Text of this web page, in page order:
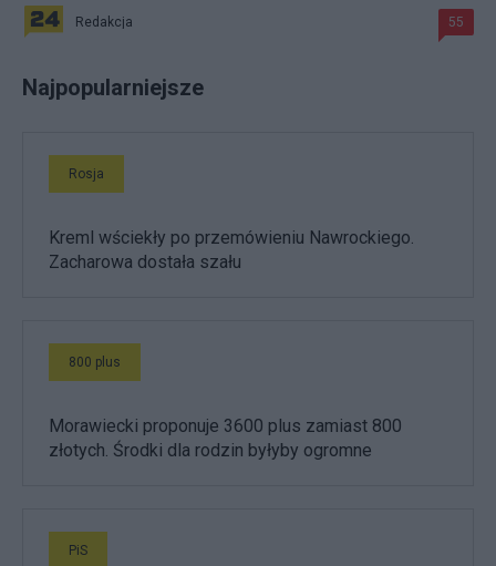
Redakcja 55
Najpopularniejsze
Rosja
Kreml wściekły po przemówieniu Nawrockiego.
Zacharowa dostała szału
800 plus
Morawiecki proponuje 3600 plus zamiast 800
złotych. Środki dla rodzin byłyby ogromne
PiS